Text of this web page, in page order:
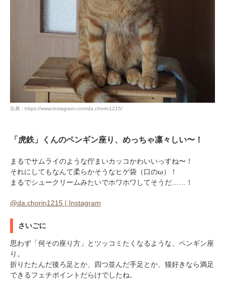
出典 : https://www.instagram.com/da.chorin1215/
「虎鉄」くんのペンギン座り、めっちゃ凛々しい〜！
まるでサムライのような佇まいカッコかわいいっすね〜！
それにしてもなんて柔らかそうなヒゲ袋（口のω）！
まるでシュークリームみたいでホワホワしてそうだ……！
@da.chorin1215 | Instagram
さいごに
思わず「何その座り方」とツッコミたくなるような、ペンギン座
り。
折りたたんだ後ろ足とか、四つ並んだ手足とか、猫好きなら満足
できるフェチポイントだらけでしたね。